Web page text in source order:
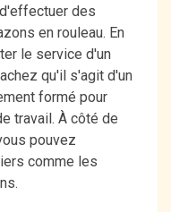
des
en rouleau. En
le service d'un
qu'il s'agit d'un
formé pour
travail. À côté de
pouvez
comme les